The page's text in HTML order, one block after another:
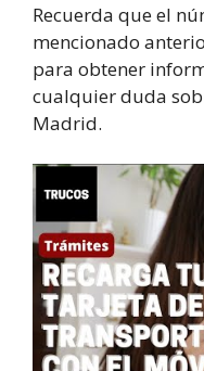
Recuerda que el
mencionado
para obtener
cualquier duda
Madrid.